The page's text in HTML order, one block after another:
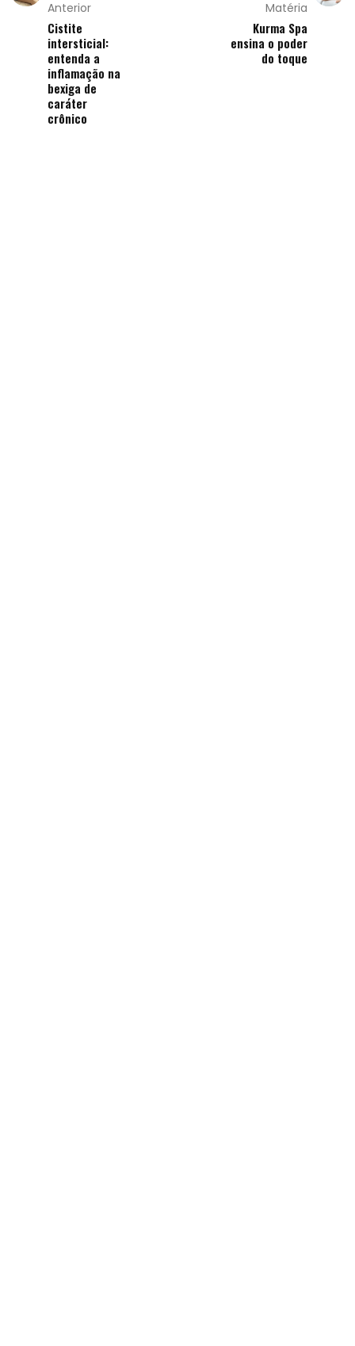
Anterior
Cistite
intersticial:
entenda a
inflamação na
bexiga de
caráter
crônico
Matéria
Kurma Spa
ensina o poder
do toque